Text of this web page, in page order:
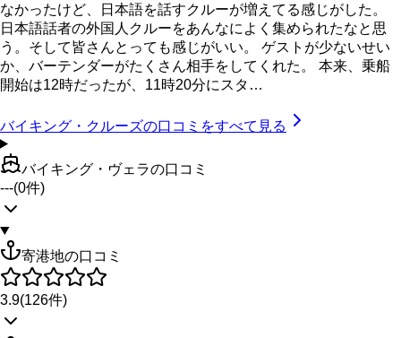
なかったけど、日本語を話すクルーが増えてる感じがした。
日本語話者の外国人クルーをあんなによく集められたなと思
う。そして皆さんとっても感じがいい。 ゲストが少ないせい
か、バーテンダーがたくさん相手をしてくれた。 本来、乗船
開始は12時だったが、11時20分にスタ…
バイキング・クルーズの口コミをすべて見る
バイキング・ヴェラの口コミ
---(0件)
寄港地の口コミ
3.9(126件)